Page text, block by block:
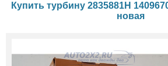
Купить турбину 2835881H
новая